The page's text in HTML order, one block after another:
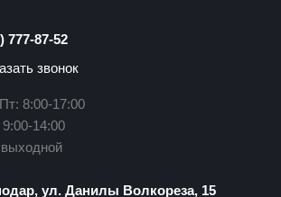
777-87-52
звонок
8:00-17:00
14:00
ул. Данилы Волкореза, 15